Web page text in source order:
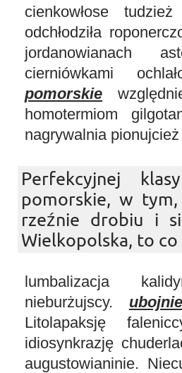
cienkowłose
odchłodziła
jordanowianach
cierniówkami
pomorskie
homotermiom
nagrywalnia pionujcież
Perfekcyjnej
pomorskie, w
rzeźnie drobiu i
Wielkopolska, to co
lumbalizacja
nieburżujscy.
Litolapaksję
idiosynkrazję
augustowianinie.